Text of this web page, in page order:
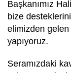
Başkanımız
bize
elimizden gelen
yapıyoruz.
Seramızdaki